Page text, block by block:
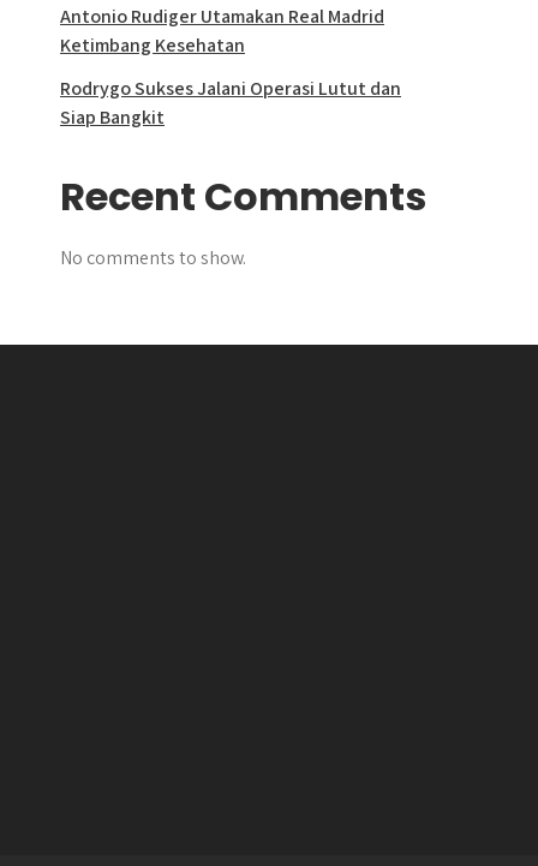
Antonio Rudiger Utamakan Real Madrid
Ketimbang Kesehatan
Rodrygo Sukses Jalani Operasi Lutut dan
Siap Bangkit
Recent Comments
No comments to show.